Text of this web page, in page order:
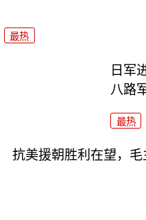
最热
日军
八路
最热
抗美援朝胜利在望，毛